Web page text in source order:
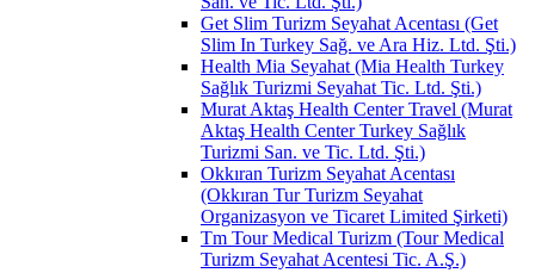
Get Slim Turizm Seyahat Acentası (Get
Slim In Turkey Sağ. ve Ara Hiz. Ltd. Şti.)
Health Mia Seyahat (Mia Health Turkey
Sağlık Turizmi Seyahat Tic. Ltd. Şti.)
Murat Aktaş Health Center Travel (Murat
Aktaş Health Center Turkey Sağlık
Turizmi San. ve Tic. Ltd. Şti.)
Okkıran Turizm Seyahat Acentası
(Okkıran Tur Turizm Seyahat
Organizasyon ve Ticaret Limited Şirketi)
Tm Tour Medical Turizm (Tour Medical
Turizm Seyahat Acentesi Tic. A.Ş.)